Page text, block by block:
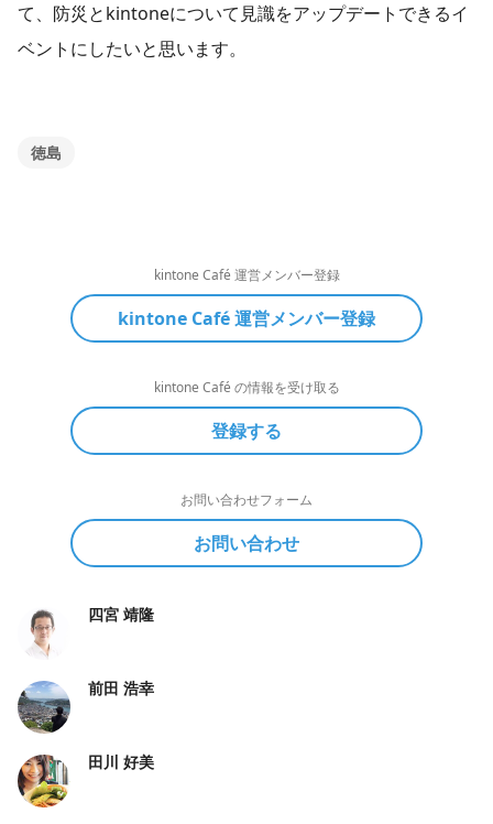
て、防災とkintoneについて見識をアップデートできるイ
ベントにしたいと思います。
徳島
kintone Café 運営メンバー登録
kintone Café 運営メンバー登録
kintone Café の情報を受け取る
登録する
お問い合わせフォーム
お問い合わせ
四宮 靖隆
前田 浩幸
田川 好美